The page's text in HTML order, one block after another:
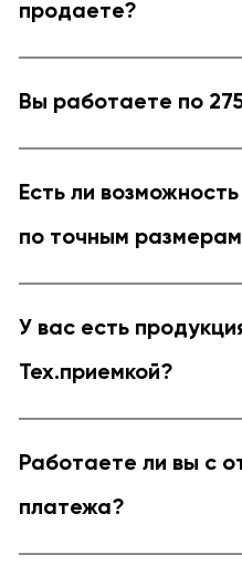
продаете?
Вы работаете по
Есть ли
по точным
У вас есть
Тех.приемкой?
Работаете ли вы с
платежа?